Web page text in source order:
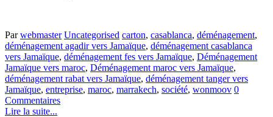
Parwebmaster Uncategorised carton, casablanca, déménagement,
déménagement agadir vers Jamaïque, déménagement casablanca
vers Jamaïque, déménagement fes vers Jamaïque, Déménagement
Jamaïque vers maroc, Déménagement maroc vers Jamaïque,
déménagement rabat vers Jamaïque, déménagement tanger vers
Jamaïque, entreprise, maroc, marrakech, société, wonmoov 0
Commentaires
Lire la suite...